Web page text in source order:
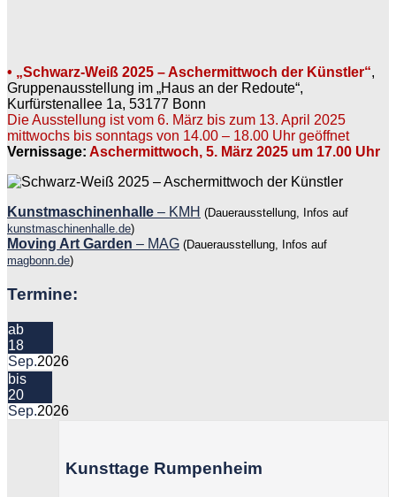
• „Schwarz-Weiß 2025 – Aschermittwoch der Künstler“,
Gruppenausstellung im „Haus an der Redoute“,
Kurfürstenallee 1a, 53177 Bonn
Die Ausstellung ist vom 6. März bis zum 13. April 2025
mittwochs bis sonntags von 14.00 – 18.00 Uhr geöffnet
Vernissage: Aschermittwoch, 5. März 2025 um 17.00 Uhr
Kunstmaschinenhalle – KMH (Dauerausstellung, Infos auf
kunstmaschinenhalle.de)
Moving Art Garden – MAG (Dauerausstellung, Infos auf
magbonn.de)
Termine:
ab
18
Sep.2026
bis
20
Sep.2026
Kunsttage Rumpenheim